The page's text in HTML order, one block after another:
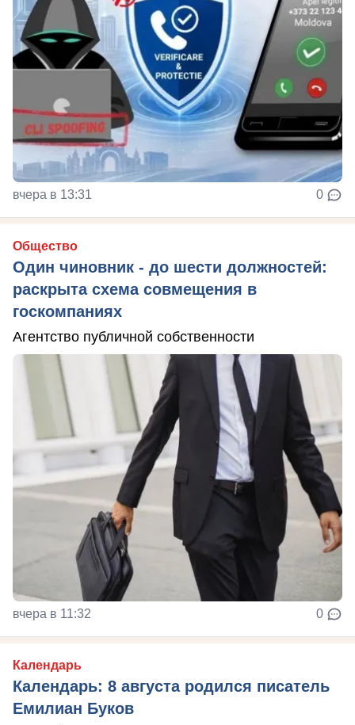
вчера в 13:31 0
Общество
Один чиновник - до шести должностей:
раскрыта схема совмещения в
госкомпаниях
Агентство публичной собственности
вчера в 11:32 0
Календарь
Календарь: 8 августа родился писатель
Емилиан Буков